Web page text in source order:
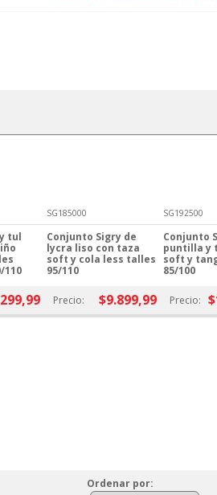
tul
110
SG185000
Conjunto Sigry de
lycra liso con taza
soft y cola less talles
95/110
Precio: $9.899,99
SG192500
Conjunto
puntilla y
soft y
85/100
Precio:
Ordenar por: